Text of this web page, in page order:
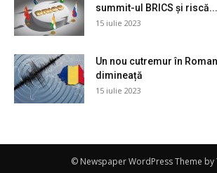
summit-ul BRICS și riscă...
15 iulie 2023
Un nou cutremur în
dimineață
15 iulie 2023
© Newspaper WordPress Theme by